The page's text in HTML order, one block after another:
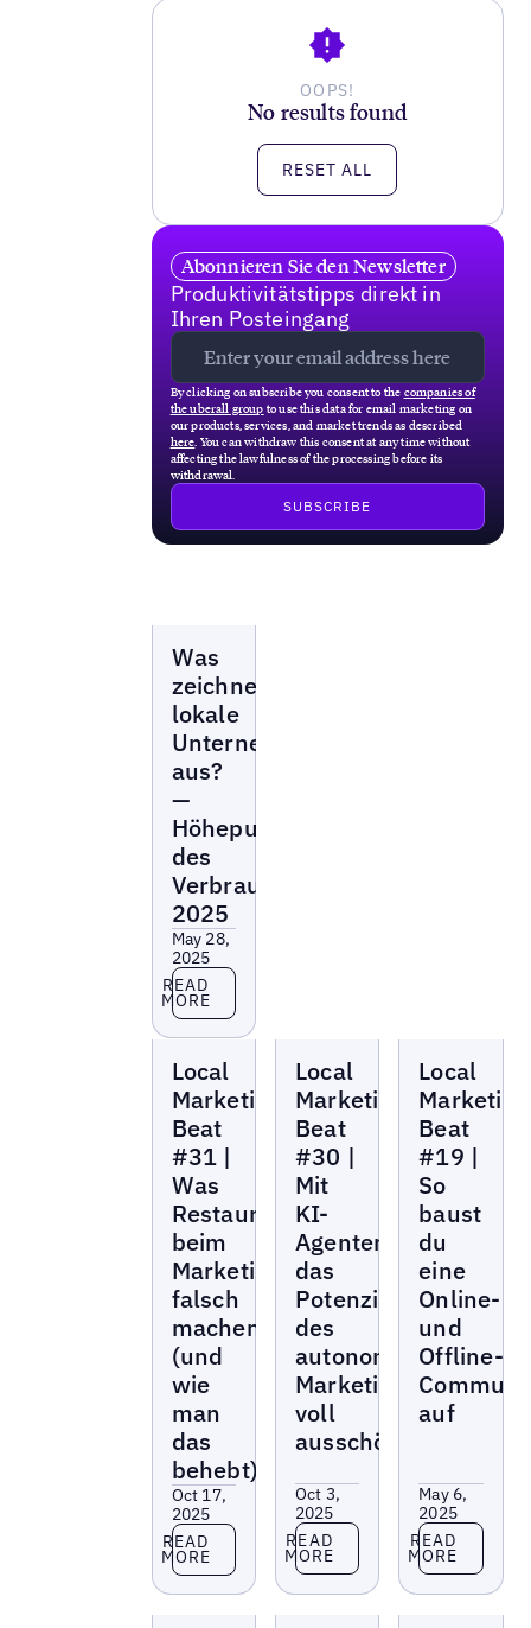
OOPS!
No results found
RESET ALL
Abonnieren Sie den Newsletter
Produktivitätstipps direkt in
Ihren Posteingang
By clicking on subscribe you consent to the companies of
the uberall group to use this data for email marketing on
our products, services, and market trends as described
here . You can withdraw this consent at any time without
affecting the lawfulness of the processing before its
withdrawal.
Was
zeichnet
lokale
Unternehmen
aus?
—
Höhepunkte
des
Verbraucherberichts
2025
May 28,
2025
Read more
READ
MORE
Marketing
Beat
Local
Marketing
Beat
#31 |
Was
Restaurantmarken
beim
Marketing
falsch
machen
(und
wie
man
das
behebt)
Oct 17,
2025
Read more
READ
MORE
Marketing
Beat
Local
Marketing
Beat
#30 |
Mit
KI-
Agenten
das
Potenzial
des
autonomen
Marketings
voll
ausschöpfen
Oct 3,
2025
Read more
READ
MORE
Marketing
Beat
Local
Marketing
Beat
#19 |
So
baust
du
eine
Online-
und
Offline-
auf
May 6,
2025
Read more
READ
MORE